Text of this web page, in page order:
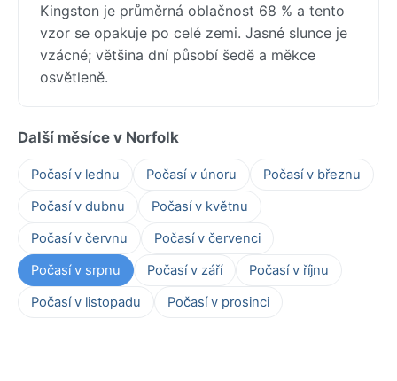
Kingston je průměrná oblačnost 68 % a tento
vzor se opakuje po celé zemi. Jasné slunce je
vzácné; většina dní působí šedě a měkce
osvětleně.
Další měsíce v Norfolk
Počasí v lednu Počasí v únoru
Počasí v březnu
Počasí v dubnu
Počasí v květnu
Počasí v červnu
Počasí v červenci
Počasí v srpnu
Počasí v září
Počasí v říjnu
Počasí v listopadu
Počasí v prosinci